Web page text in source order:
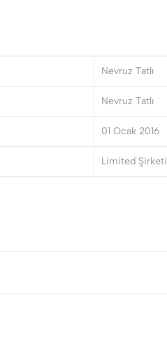
Nevruz Tatlı
Nevruz Tatlı
01 Ocak 2016
Limited Şirketi